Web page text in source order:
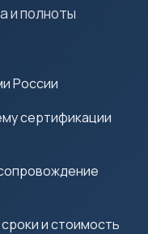
и полноты
России
сертификации
и стоимость